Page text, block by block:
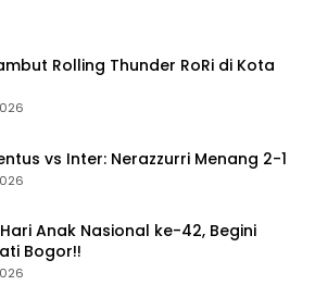
Rolling Thunder RoRi di Kota
vs Inter: Nerazzurri Menang 2-1
Anak Nasional ke-42, Begini
Bogor!!